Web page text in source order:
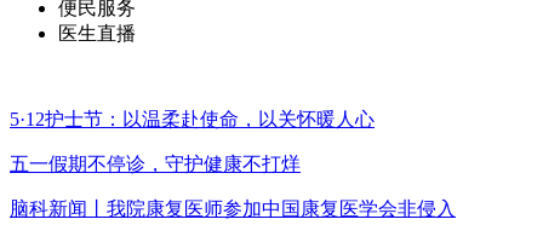
便民服务
医生直播
5·12护士节：以温柔赴使命，以关怀暖人心
五一假期不停诊，守护健康不打烊
脑科新闻丨我院康复医师参加中国康复医学会非侵入